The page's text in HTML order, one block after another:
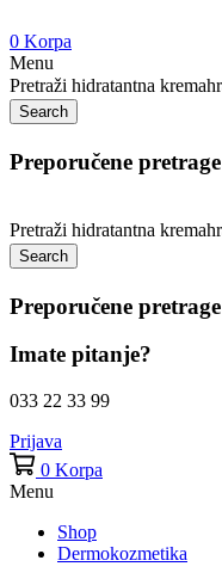
0 Korpa
Menu
Pretraži hidratantna krema
Search
Preporučene pretrage
Pretraži hidratantna krema
Search
Preporučene pretrage
Imate pitanje?
033 22 33 99
Prijava
0 Korpa
Menu
Shop
Dermokozmetika